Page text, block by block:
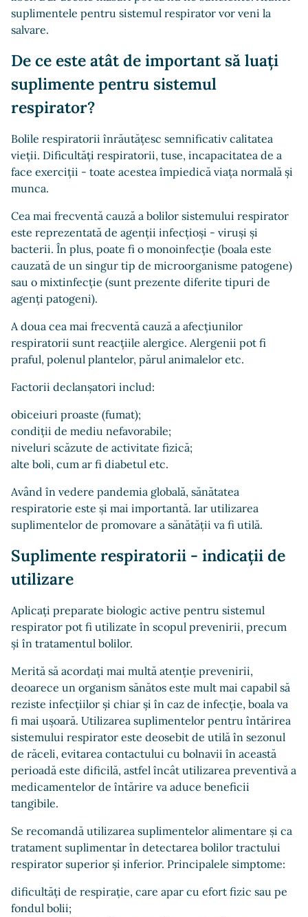
suplimentele pentru sistemul respirator vor veni la
salvare.
De ce este atât de important să luați
suplimente pentru sistemul
respirator?
Bolile respiratorii înrăutățesc semnificativ calitatea
vieții. Dificultăți respiratorii, tuse, incapacitatea de a
face exerciții - toate acestea împiedică viața normală și
munca.
Cea mai frecventă cauză a bolilor sistemului respirator
este reprezentată de agenții infecțioși - viruși și
bacterii. În plus, poate fi o monoinfecție (boala este
cauzată de un singur tip de microorganisme patogene)
sau o mixtinfecție (sunt prezente diferite tipuri de
agenți patogeni).
A doua cea mai frecventă cauză a afecțiunilor
respiratorii sunt reacțiile alergice. Alergenii pot fi
praful, polenul plantelor, părul animalelor etc.
Factorii declanșatori includ:
obiceiuri proaste (fumat);
condiții de mediu nefavorabile;
niveluri scăzute de activitate fizică;
alte boli, cum ar fi diabetul etc.
Având în vedere pandemia globală, sănătatea
respiratorie este și mai importantă. Iar utilizarea
suplimentelor de promovare a sănătății va fi utilă.
Suplimente respiratorii - indicații de
utilizare
Aplicați preparate biologic active pentru sistemul
respirator pot fi utilizate în scopul prevenirii, precum
și în tratamentul bolilor.
Merită să acordați mai multă atenție prevenirii,
deoarece un organism sănătos este mult mai capabil să
reziste infecțiilor și chiar și în caz de infecție, boala va
fi mai ușoară. Utilizarea suplimentelor pentru întărirea
sistemului respirator este deosebit de utilă în sezonul
de răceli, evitarea contactului cu bolnavii în această
perioadă este dificilă, astfel încât utilizarea preventivă a
medicamentelor de întărire va aduce beneficii
tangibile.
Se recomandă utilizarea suplimentelor alimentare și ca
tratament suplimentar în detectarea bolilor tractului
respirator superior și inferior. Principalele simptome:
dificultăți de respirație, care apar cu efort fizic sau pe
fondul bolii;